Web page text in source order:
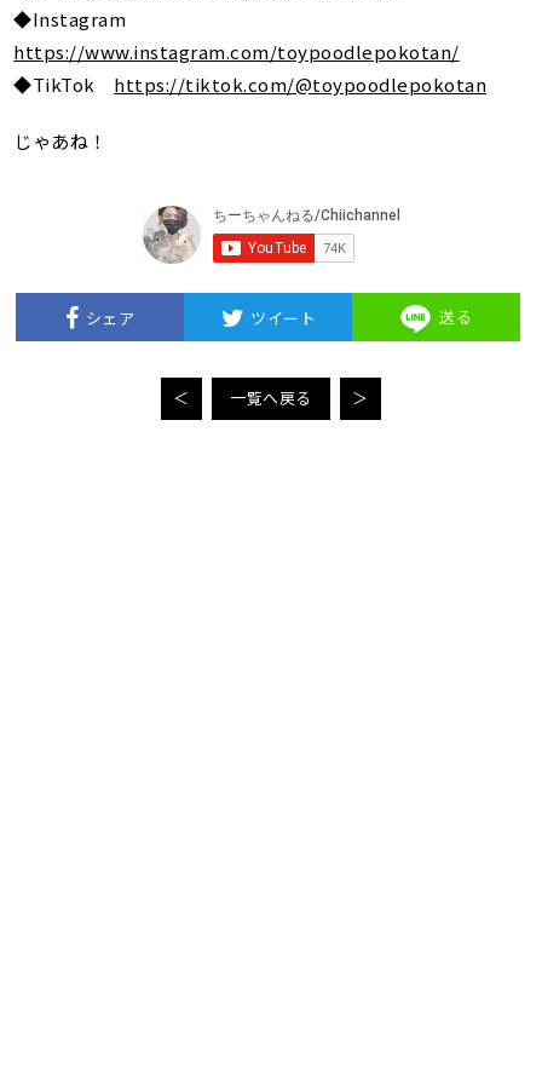
◆Instagram
https://www.instagram.com/toypoodlepokotan/
◆TikTok https://tiktok.com/@toypoodlepokotan
じゃあね！
シェア ツイート 送る
＜ 一覧へ戻る ＞